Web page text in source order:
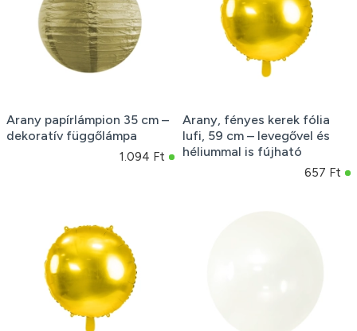
Arany papírlámpion 35 cm –
dekoratív függőlámpa
1.094 Ft
Arany, fényes kerek fólia
lufi, 59 cm – levegővel és
héliummal is fújható
657 Ft